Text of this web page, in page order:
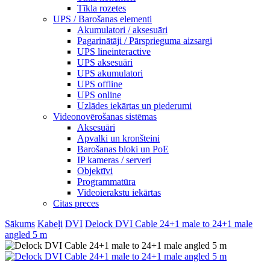
Tīkla rozetes
UPS / Barošanas elementi
Akumulatori / aksesuāri
Pagarinātāji / Pārsprieguma aizsargi
UPS lineinteractive
UPS aksesuāri
UPS akumulatori
UPS offline
UPS online
Uzlādes iekārtas un piederumi
Videonovērošanas sistēmas
Aksesuāri
Apvalki un kronšteini
Barošanas bloki un PoE
IP kameras / serveri
Objektīvi
Programmatūra
Videoierakstu iekārtas
Citas preces
Sākums Kabeļi DVI Delock DVI Cable 24+1 male to 24+1 male
angled 5 m